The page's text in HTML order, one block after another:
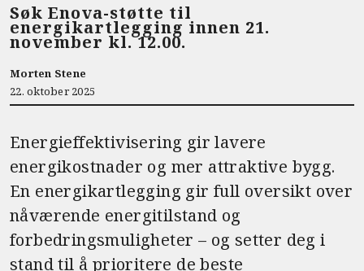
Søk Enova-støtte til
energikartlegging innen 21.
november kl. 12.00.
Morten Stene
22. oktober 2025
Energieffektivisering gir lavere
energikostnader og mer attraktive bygg.
En energikartlegging gir full oversikt over
nåværende energitilstand og
forbedringsmuligheter – og setter deg i
stand til å prioritere de beste